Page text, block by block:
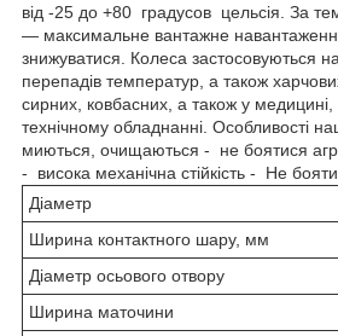
від -25 до +80 градусов цельсія. За
— максимальне вантажне
знижуватися. Колеса застосовуються
перепадів температур, а також
сирних, ковбасних, а також у медицині,
технічному обладнанні. Особливості
миються, очищаються - не боятися
- висока механічна стійкість - Не
Діаметр
Ширина контактного шару, мм
Діаметр осьового отвору
Ширина маточини